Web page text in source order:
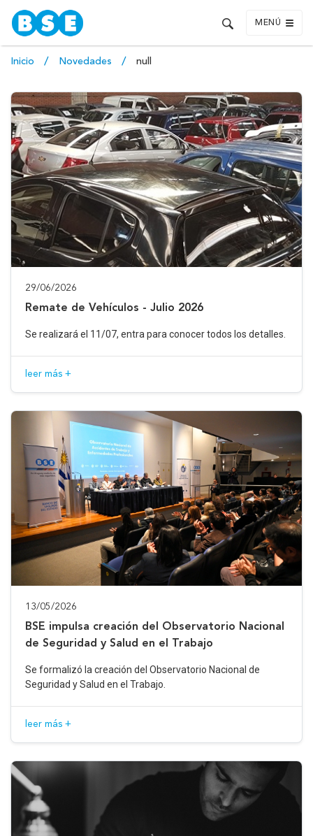
MENÚ
Inicio Novedades null
29/06/2026
Remate de Vehículos - Julio 2026
Se realizará el 11/07, entra para conocer todos los detalles.
leer más +
13/05/2026
BSE impulsa creación del Observatorio Nacional
de Seguridad y Salud en el Trabajo
Se formalizó la creación del Observatorio Nacional de
Seguridad y Salud en el Trabajo.
leer más +